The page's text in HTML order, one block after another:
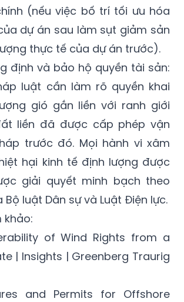
(nếu việc bố trí tối ưu hóa
dự án sau làm sụt giảm sản
thực tế của dự án trước).
định và bảo hộ quyền tài sản:
luật cần làm rõ quyền khai
gió gắn liền với ranh giới
liền đã được cấp phép vận
trước đó. Mọi hành vi xâm
hại kinh tế định lượng được
giải quyết minh bạch theo
Bộ luật Dân sự và Luật Điện lực.
khảo:
of Wind Rights from a
| Insights | Greenberg Traurig
and Permits for Offshore